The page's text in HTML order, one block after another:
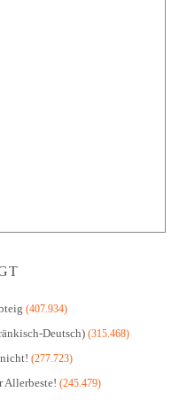
(407.934)
Deutsch) (315.468)
nicht! (277.723)
Allerbeste! (245.479)